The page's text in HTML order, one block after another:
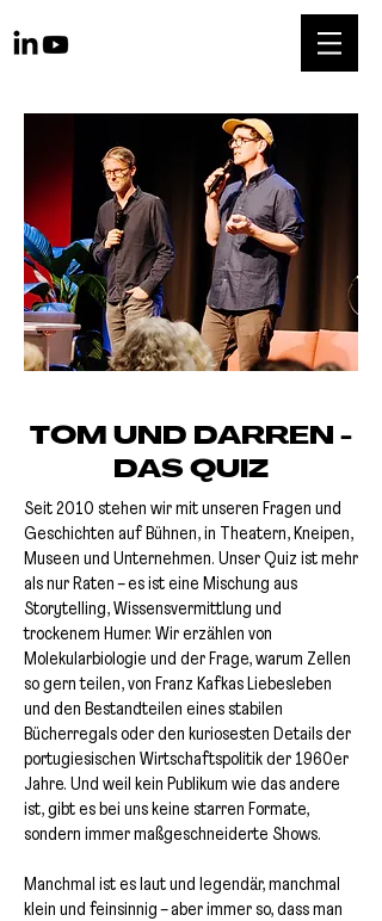
TOM UND DARREN -
DAS QUIZ
Seit 2010 stehen wir mit unseren Fragen und
Geschichten auf Bühnen, in Theatern, Kneipen,
Museen und Unternehmen. Unser Quiz ist mehr
als nur Raten – es ist eine Mischung aus
Storytelling, Wissensvermittlung und
trockenem Humer. Wir erzählen von
Molekularbiologie und der Frage, warum Zellen
so gern teilen, von Franz Kafkas Liebesleben
und den Bestandteilen eines stabilen
Bücherregals oder den kuriosesten Details der
portugiesischen Wirtschaftspolitik der 1960er
Jahre. Und weil kein Publikum wie das andere
ist, gibt es bei uns keine starren Formate,
sondern immer maßgeschneiderte Shows.
Manchmal ist es laut und legendär, manchmal
klein und feinsinnig – aber immer so, dass man